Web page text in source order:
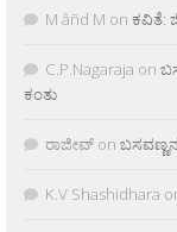
M âñd M on ಕವಿತೆ:
C.P.Nagaraja on
ಕಂತು
ರಾಜೀವ್ on
K.V Shashidhara